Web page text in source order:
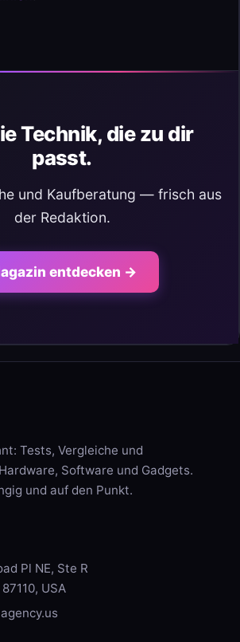
Technik, die zu dir
passt.
und Kaufberatung — frisch aus
der Redaktion.
entdecken →
Tests, Vergleiche und
Software und Gadgets.
und auf den Punkt.
Pl NE, Ste R
USA